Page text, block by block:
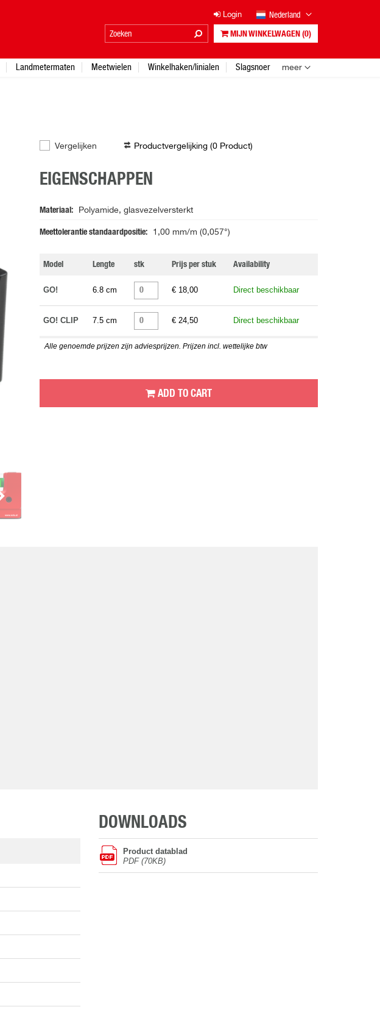
Vergelijken Productvergelijking (0 Product)
EIGENSCHAPPEN
Materiaal Polyamide, glasvezelversterkt
Meettolerantie standaardpositie 1,00 mm/m (0,057°)
Model Lengte stk Prijs per stuk Availability
GO! 6.8 cm € 18,00 Direct beschikbaar
GO! CLIP 7.5 cm € 24,50 Direct beschikbaar
Alle genoemde prijzen zijn adviesprijzen. Prijzen incl. wettelijke btw
ADD TO CART
DOWNLOADS
Product datablad
PDF (70KB)
Login Nederland
MIJN WINKELWAGEN (0)
Landmetermaten Meetwielen Winkelhaken/linialen Slagsnoer meer